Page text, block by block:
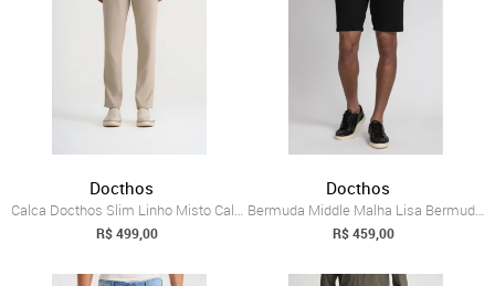
Docthos
Calca Docthos Slim Linho Misto Calca Doc...
R$ 499,00
Docthos
Bermuda Middle Malha Lisa Bermuda Doctho...
R$ 459,00